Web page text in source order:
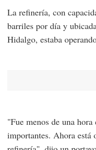
La refinería, con
barriles por día y
Hidalgo, estaba
"Fue menos de una
importantes. Ahora está